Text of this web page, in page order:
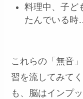
料理中、子ど
たんでいる時
これらの「無音
習を流してみて
も、脳はインプ